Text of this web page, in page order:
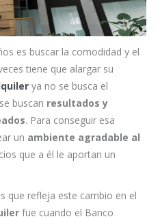
es buscar la comodidad y el
tiene que alargar su
ya no se busca el
buscan resultados y
. Para conseguir esa
un ambiente agradable al
que a él le aportan un
que refleja este cambio en el
fue cuando el Banco